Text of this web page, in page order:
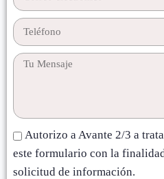
Autorizo a Avante 2/3 a
este formulario con la
solicitud de información.